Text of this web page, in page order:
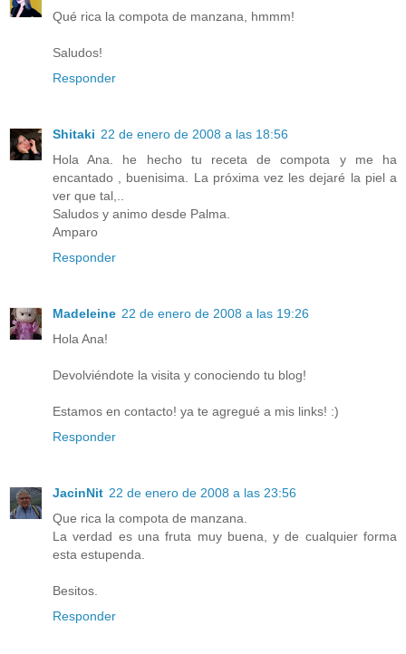
Qué rica la compota de manzana, hmmm!
Saludos!
Responder
Shitaki 22 de enero de 2008 a las 18:56
Hola Ana. he hecho tu receta de compota y me ha
encantado , buenisima. La próxima vez les dejaré la piel a
ver que tal,..
Saludos y animo desde Palma.
Amparo
Responder
Madeleine 22 de enero de 2008 a las 19:26
Hola Ana!
Devolviéndote la visita y conociendo tu blog!
Estamos en contacto! ya te agregué a mis links! :)
Responder
JacinNit 22 de enero de 2008 a las 23:56
Que rica la compota de manzana.
La verdad es una fruta muy buena, y de cualquier forma
esta estupenda.
Besitos.
Responder